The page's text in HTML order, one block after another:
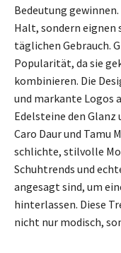
Bedeutung
Halt, sondern eignen
täglichen Gebrauch.
Popularität, da sie
kombinieren. Die
und markante Logos
Edelsteine den Glanz
Caro Daur und Tamu
schlichte, stilvolle
Schuhtrends und
angesagt sind, um
hinterlassen. Diese
nicht nur modisch,